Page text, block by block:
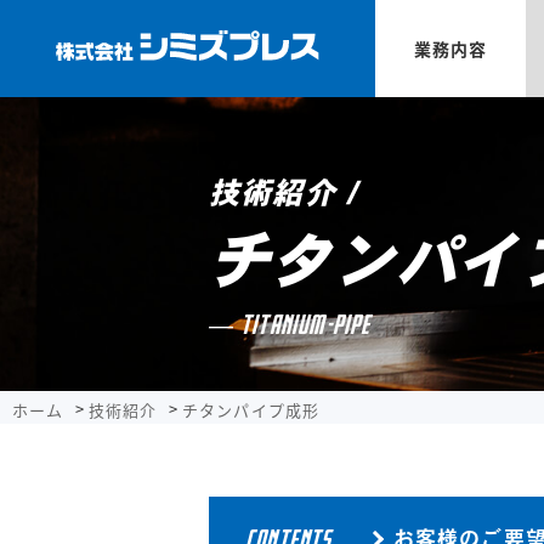
業務内容
技術紹介 /
チタンパイ
TITANIUM-PIPE
ホーム 技術紹介 チタンパイプ成形
お客様のご要